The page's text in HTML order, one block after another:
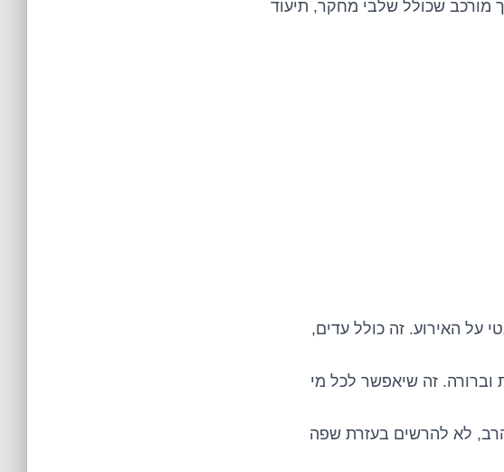
שכולל שלבי מחקר, תיעוד
על האירוע. זה כולל עדים,
וברורה. זה שיאפשר לכל מי
לא להרשים בעזרת שפה